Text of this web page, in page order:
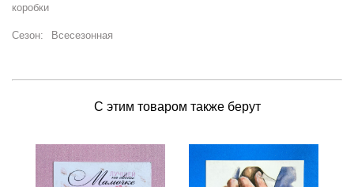
коробки
Сезон: Всесезонная
С этим товаром также берут